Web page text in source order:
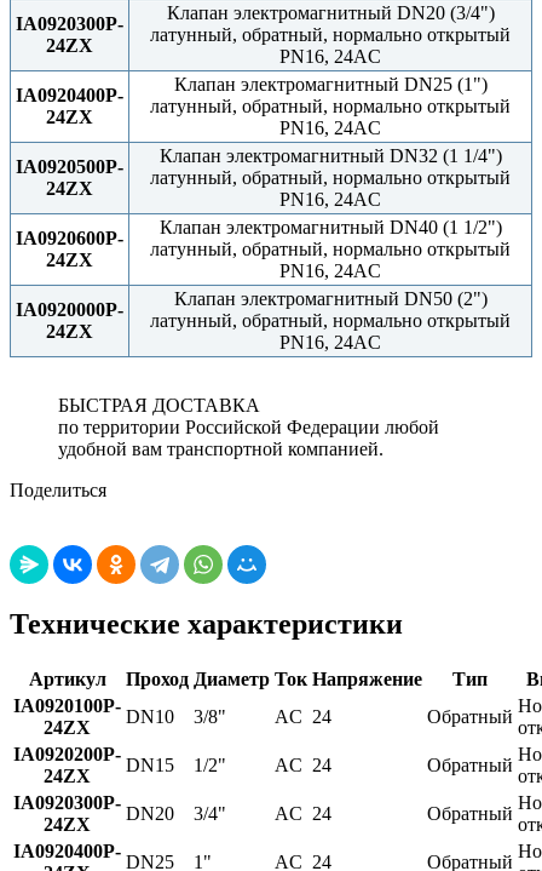
IA0920300P-
24ZX
Клапан электромагнитный DN20 (3/4")
латунный, обратный, нормально открытый
PN16, 24AC
IA0920400P-
24ZX
Клапан электромагнитный DN25 (1")
латунный, обратный, нормально открытый
PN16, 24AC
IA0920500P-
24ZX
Клапан электромагнитный DN32 (1 1/4")
латунный, обратный, нормально открытый
PN16, 24AC
IA0920600P-
24ZX
Клапан электромагнитный DN40 (1 1/2")
латунный, обратный, нормально открытый
PN16, 24AC
IA0920000P-
24ZX
Клапан электромагнитный DN50 (2")
латунный, обратный, нормально открытый
PN16, 24AC
БЫСТРАЯ ДОСТАВКА
по территории Российской Федерации любой
удобной вам транспортной компанией.
Поделиться
Технические характеристики
Артикул Проход Диаметр Ток Напряжение Тип
IA0920100P-
24ZX
DN10 3/8" AC 24 Обратный
IA0920200P-
24ZX
DN15 1/2" AC 24 Обратный
IA0920300P-
24ZX
DN20 3/4" AC 24 Обратный
IA0920400P-
DN25 1" AC 24 Обратный